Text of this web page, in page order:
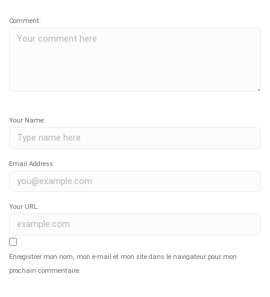
Comment:
Your Name:
Email Address:
Your URL:
Enregistrer mon nom, mon e-mail et mon site dans le navigateur pour mon
prochain commentaire.